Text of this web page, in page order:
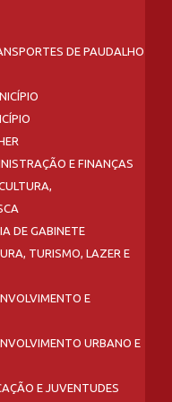
DE PAUDALHO
E FINANÇAS
DE GABINETE
TURISMO, LAZER E
E
URBANO E
E JUVENTUDES